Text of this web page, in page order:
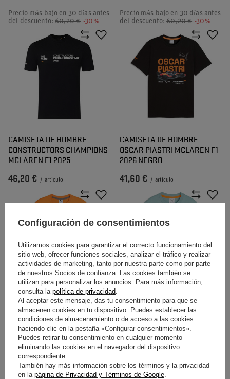
Precio más bajo en 30 días antes
del descuento:60,20 € -30%
Precio más bajo en 30 días antes
del descuento:60,20 € -30%
CAMISETA DE HOMBRE
CONSTRUCTORS CHAMPIONS
MCLAREN F1 2025
46,20 € / artículo
CAMISETA DE HOMBRE
OSCAR PIASTRI MCLAREN F1
2026 NEGRO
41,60 € / artículo
CAMISETA DE HOMBRE
OSCAR PIASTRI MCLAREN F1
2026 NARANJA
41,60 € / artículo
CAMISETA INFANTIL
MCLAREN F1 SMALL LOGO
2026 AZUL
30,00 € artículo
Configuración de consentimientos
Utilizamos cookies para garantizar el correcto funcionamiento del
sitio web, ofrecer funciones sociales, analizar el tráfico y realizar
actividades de marketing, tanto por nuestra parte como por parte
de nuestros Socios de confianza. Las cookies también se
utilizan para personalizar los anuncios. Para más información,
consulta la política de privacidad
Al aceptar este mensaje, das tu consentimiento para que se
almacenen cookies en tu dispositivo. Puedes establecer las
condiciones de almacenamiento o de acceso a las cookies
haciendo clic en la pestaña «Configurar consentimientos».
Puedes retirar tu consentimiento en cualquier momento
eliminando las cookies en el navegador del dispositivo
correspondiente.
También hay más información sobre los términos y la privacidad
en la página de Privacidad y Términos de Google